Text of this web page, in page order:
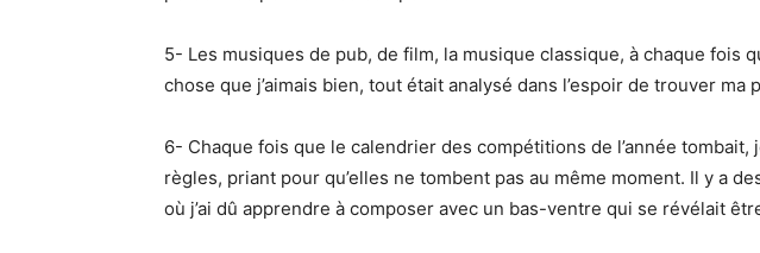
5- Les musiques de pub, de film, la musique classique, à chaque fois
chose que j’aimais bien, tout était analysé dans l’espoir de trouver ma
6- Chaque fois que le calendrier des compétitions de l’année tombait,
règles, priant pour qu’elles ne tombent pas au même moment. Il y a
où j’ai dû apprendre à composer avec un bas-ventre qui se révélait